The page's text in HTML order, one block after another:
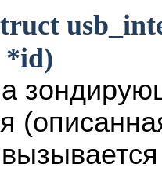
*id)